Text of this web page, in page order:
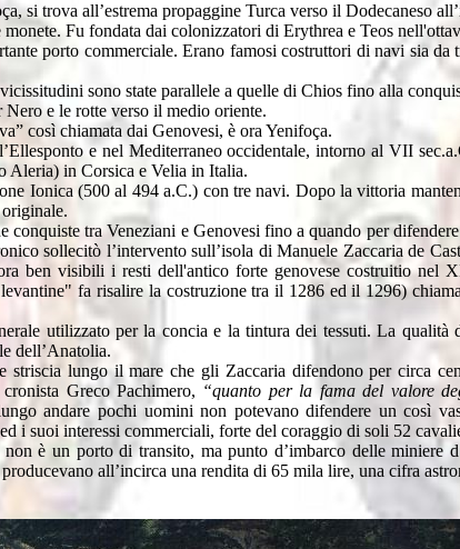
si trova all’estrema propaggine Turca verso il Dodecaneso
Fu fondata dai colonizzatori di Erythrea e Teos
porto commerciale. Erano famosi costruttori di navi sia da
sono state parallele a quelle di Chios fino alla
e le rotte verso il medio oriente.
così chiamata dai Genovesi, è ora Yenifoça.
e nel Mediterraneo occidentale, intorno al VII
Aleria) in Corsica e Velia in Italia.
Ionica (500 al 494 a.C.) con tre navi. Dopo la vittoria
tra Veneziani e Genovesi fino a quando per
sollecitò l’intervento sull’isola di Manuele Zaccaria de
ben visibili i resti dell'antico forte genovese costruitio nel
fa risalire la costruzione tra il 1286 ed il 1296)
utilizzato per la concia e la tintura dei tessuti. La qualità
dell’Anatolia.
lungo il mare che gli Zaccaria difendono per circa
Greco Pachimero, “quanto per la fama del valore
andare pochi uomini non potevano difendere un così
i suoi interessi commerciali, forte del coraggio di soli 52
è un porto di transito, ma punto d’imbarco delle miniere
all’incirca una rendita di 65 mila lire, una cifra